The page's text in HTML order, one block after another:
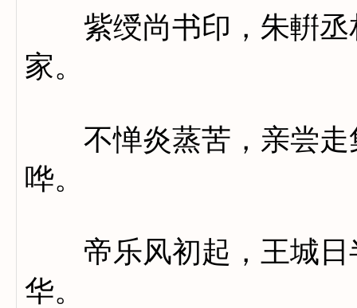
紫绶尚书印，朱輧丞
家。
不惮炎蒸苦，亲尝走
哗。
帝乐风初起，王城日
华。